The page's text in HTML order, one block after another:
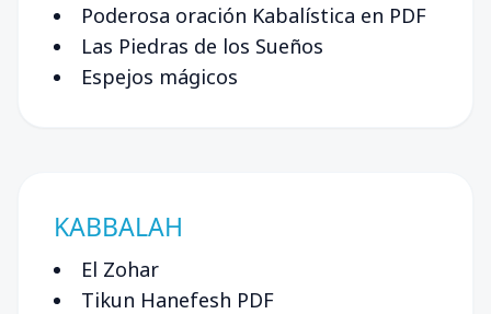
Poderosa oración Kabalística en PDF
Las Piedras de los Sueños
Espejos mágicos
KABBALAH
El Zohar
Tikun Hanefesh PDF